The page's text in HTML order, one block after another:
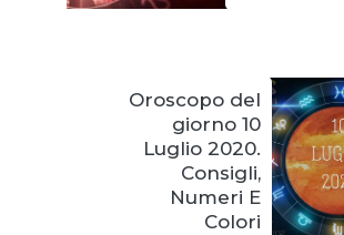
Oroscopo del
giorno 10
Luglio 2020.
Consigli,
Numeri E
Colori